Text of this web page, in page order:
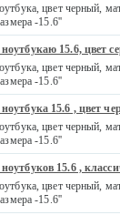
цвет черный,
-15.6''
15.6, цвет
цвет черный,
-15.6''
15.6 , цвет
цвет черный,
-15.6''
15.6 ,
цвет черный,
-15.6''